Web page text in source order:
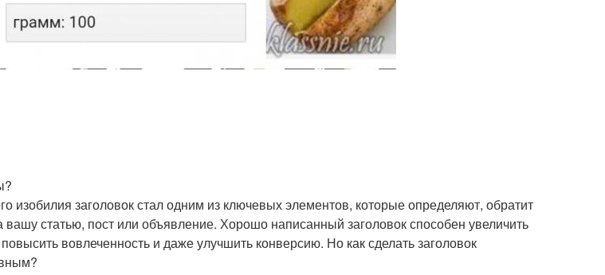
изобилия заголовок стал одним из ключевых элементов, которые определяют, обратит
вашу статью, пост или объявление. Хорошо написанный заголовок способен увеличить
вовлеченность и даже улучшить конверсию. Но как сделать заголовок